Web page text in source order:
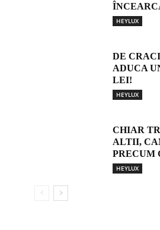
HEYLUX
DE
ADUCA
LEI!
HEYLUX
CHIAR
ALTII,
PRECUM
HEYLUX